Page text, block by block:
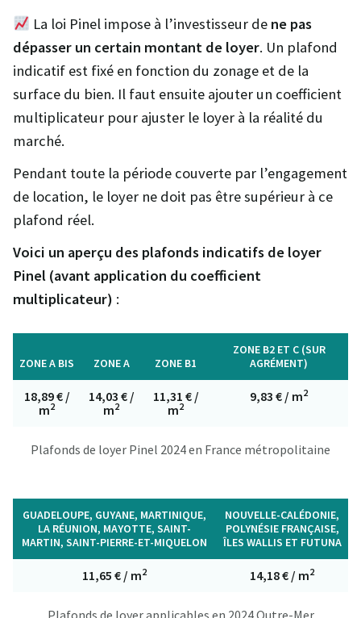
La loi Pinel impose à l’investisseur de ne pas
dépasser un certain montant de loyer. Un plafond
indicatif est fixé en fonction du zonage et de la
surface du bien. Il faut ensuite ajouter un coefficient
multiplicateur pour ajuster le loyer à la réalité du
marché.
Pendant toute la période couverte par l’engagement
de location, le loyer ne doit pas être supérieur à ce
plafond réel.
Voici un aperçu des plafonds indicatifs de loyer
Pinel (avant application du coefficient
multiplicateur) :
ZONE A BIS ZONE A ZONE B1
ZONE B2 ET C (SUR
AGRÉMENT)
18,89 € /
m2
14,03 € /
m2
11,31 € /
m2
9,83 € / m2
Plafonds de loyer Pinel 2024 en France métropolitaine
GUADELOUPE, GUYANE, MARTINIQUE,
LA RÉUNION, MAYOTTE, SAINT-
MARTIN, SAINT-PIERRE-ET-MIQUELON
NOUVELLE-CALÉDONIE,
POLYNÉSIE FRANÇAISE,
ÎLES WALLIS ET FUTUNA
11,65 € / m2 14,18 € / m2
Plafonds de loyer applicables en 2024 Outre-Mer